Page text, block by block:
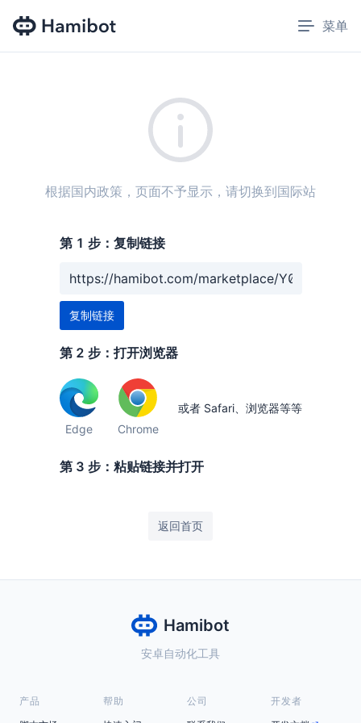
Open
菜单
根据国内政策，页面不予显示，请切换到国际站
第 1 步：复制链接
复制链接
第 2 步：打开浏览器
Edge Chrome
或者 Safari、浏览器等等
第 3 步：粘贴链接并打开
返回首页
Hamibot
安卓自动化工具
产品
帮助
公司
开发者